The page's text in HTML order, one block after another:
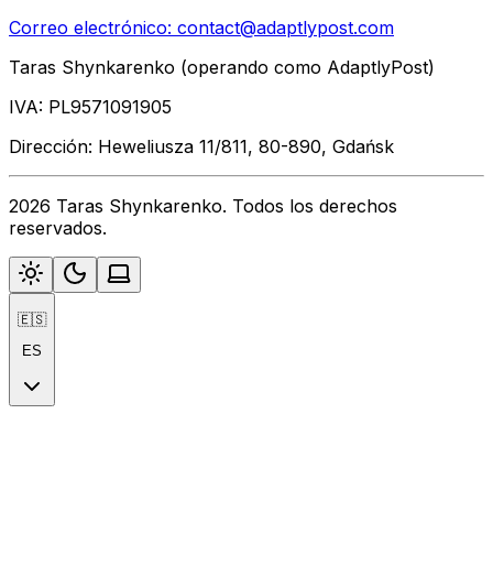
Correo electrónico: contact@adaptlypost.com
Taras Shynkarenko (operando como AdaptlyPost)
IVA: PL9571091905
Dirección: Heweliusza 11/811, 80-890, Gdańsk
2026 Taras Shynkarenko. Todos los derechos
reservados.
🇪🇸
ES